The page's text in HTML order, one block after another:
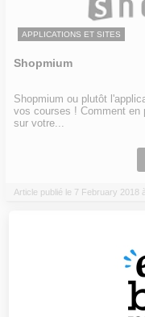
APPLICATIONS ET SITES
Shopmium
Shopmium ou plutôt
vos courses ! Comment en
sur votre...
Article publié le 7 February 2018